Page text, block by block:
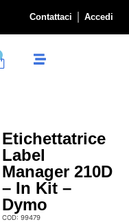
Contattaci Accedi
Etichettatrice
Label
Manager 210D
– In Kit –
Dymo
COD: 99479